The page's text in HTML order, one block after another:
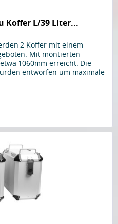
Koffer L/39 Liter...
2 Koffer mit einem
Mit montierten
1060mm erreicht. Die
entworfen um maximale
eines Sturzes...